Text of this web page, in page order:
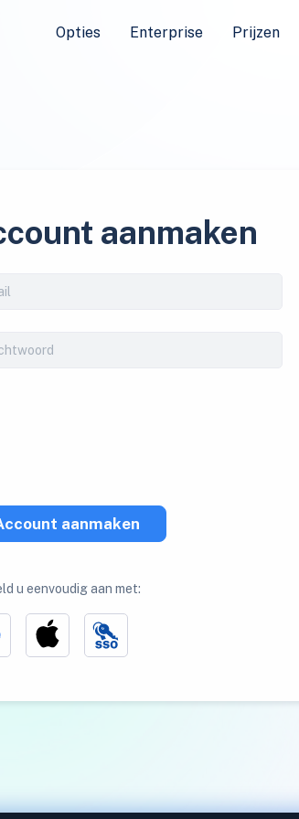
Opties Enterprise Prijzen
aanmaken
aanmaken
u eenvoudig aan met: